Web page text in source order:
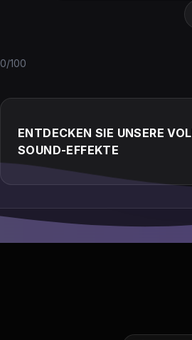
0/100
ENTDECKEN SIE UNSERE
SOUND-EFFEKTE